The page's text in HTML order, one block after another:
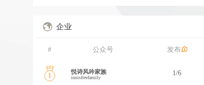
企业
# 公众号 发布
1 悦诗风吟家族
innisfreefamily
1/6